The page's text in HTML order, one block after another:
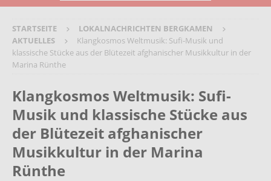
STARTSEITE
LOKALNACHRICHTEN BERGKAMEN
AKTUELLES
Klangkosmos Weltmusik: Sufi-Musik und
klassische Stücke aus der Blütezeit afghanischer Musikkultur in der
Marina Rünthe
Klangkosmos Weltmusik: Sufi-
Musik und klassische Stücke aus
der Blütezeit afghanischer
Musikkultur in der Marina
Rünthe